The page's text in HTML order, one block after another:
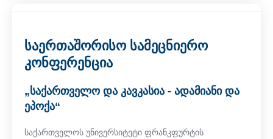
საერთაშორისო სამეცნიერო
კონფერენცია
„საქართველო და კავკასია - ადამიანი და
ეპოქა“
საქართველოს უნივერსიტეტი ფრანკფურტის